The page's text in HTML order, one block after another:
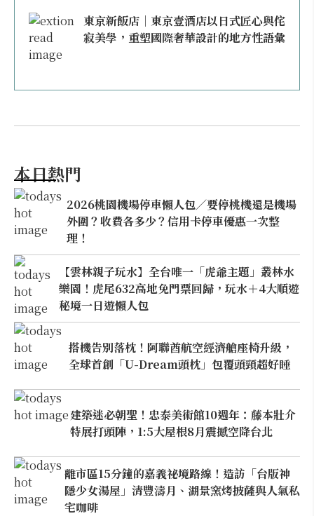
東京新飯店｜東京壹酒店以日式匠心與侘
寂美學，重塑國際奢華設計的地方性語彙
本日熱門
2026桃園機場停車懶人包／要停桃機還是機場
外圍？收費各多少？信用卡停車優惠一次整
理！
【雲林親子玩水】全台唯一「虎爺主題」叢林水
樂園！虎尾632高地免門票回歸，玩水＋4大順遊
秘境一日遊懶人包
搭機告別落枕！阿聯酋航空經濟艙座椅升級，
全球首創「U-Dream頭枕」包覆頭頸超好睡
建築迷必朝聖！忠泰美術館10週年：藤本壯介
特展打頭陣，1:5大屋根8月震撼空降台北
離市區15分鐘的嘉義祕境路線！造訪「台版神
隱少女湯屋」清豐濤月、湖景窯烤披薩與人氣私
宅咖啡